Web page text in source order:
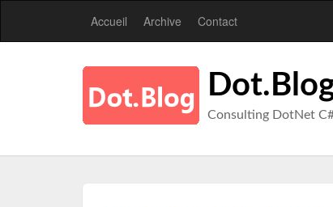
Accueil Archive Contact
Consulting DotNet